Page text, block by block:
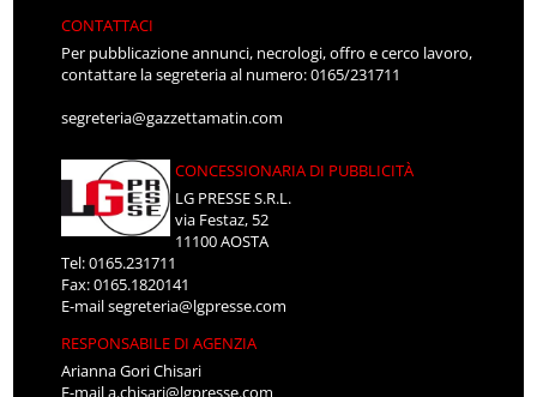
CONTATTACI
Per pubblicazione annunci, necrologi, offro e cerco lavoro,
contattare la segreteria al numero: 0165/231711
segreteria@gazzettamatin.com
CONCESSIONARIA DI PUBBLICITÀ
LG PRESSE S.R.L.
via Festaz, 52
11100 AOSTA
Tel: 0165.231711
Fax: 0165.1820141
E-mailsegreteria@lgpresse.com
RESPONSABILE DI AGENZIA
Arianna Gori Chisari
E-maila.chisari@lgpresse.com